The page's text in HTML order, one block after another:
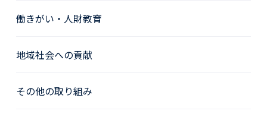
働きがい・人財教育
地域社会への貢献
その他の取り組み